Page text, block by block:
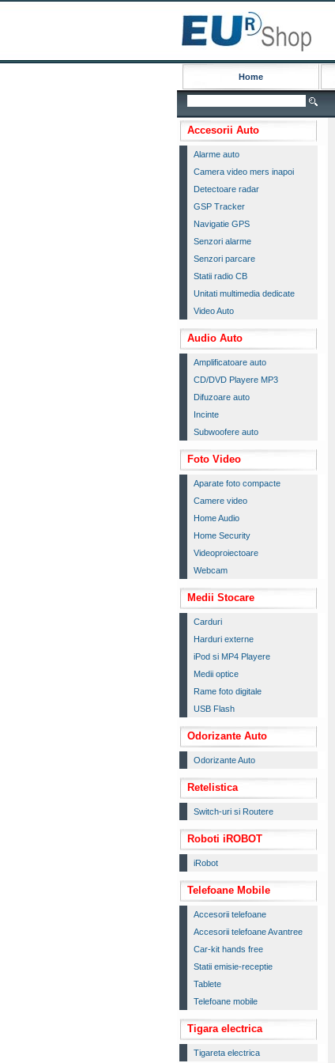
Home
Accesorii Auto
Alarme auto
Camera video mers inapoi
Detectoare radar
GSP Tracker
Navigatie GPS
Senzori alarme
Senzori parcare
Statii radio CB
Unitati multimedia dedicate
Video Auto
Audio Auto
Amplificatoare auto
CD/DVD Playere MP3
Difuzoare auto
Incinte
Subwoofere auto
Foto Video
Aparate foto compacte
Camere video
Home Audio
Home Security
Videoproiectoare
Webcam
Medii Stocare
Carduri
Harduri externe
iPod si MP4 Playere
Medii optice
Rame foto digitale
USB Flash
Odorizante Auto
Odorizante Auto
Retelistica
Switch-uri si Routere
Roboti iROBOT
iRobot
Telefoane Mobile
Accesorii telefoane
Accesorii telefoane Avantree
Car-kit hands free
Statii emisie-receptie
Tablete
Telefoane mobile
Tigara electrica
Tigareta electrica